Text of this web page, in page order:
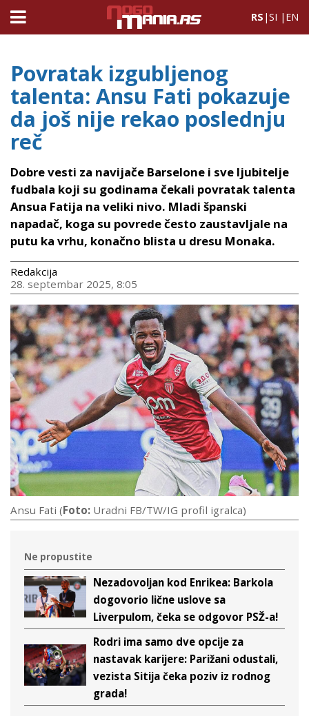
RS |SI | EN
Povratak izgubljenog
talenta: Ansu Fati pokazuje
da još nije rekao poslednju
reč
Dobre vesti za navijače Barselone i sve ljubitelje
fudbala koji su godinama čekali povratak talenta
Ansua Fatija na veliki nivo. Mladi španski
napadač, koga su povrede često zaustavljale na
putu ka vrhu, konačno blista u dresu Monaka.
Redakcija
28. septembar 2025, 8:05
Ansu Fati (Foto: Uradni FB/TW/IG profil igralca)
Ne propustite
Nezadovoljan kod Enrikea: Barkola
dogovorio lične uslove sa
Liverpulom, čeka se odgovor PSŽ-a!
Rodri ima samo dve opcije za
nastavak karijere: Parižani odustali,
vezista Sitija čeka poziv iz rodnog
grada!